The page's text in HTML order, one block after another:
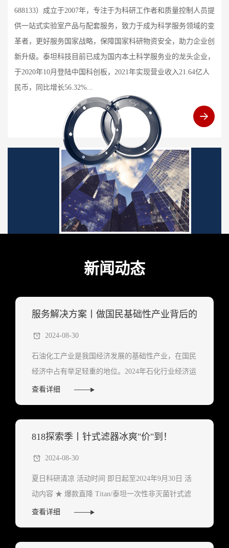
688133）成立于2007年，专注于为科研工作者和质量控制人员提
供一站式实验室产品与配套服务，致力于成为科学服务领域的变
革者，更好服务国家战略，保障国家科研物资安全，助力企业创
新升级。泰坦科技目前已成为国内本土科学服务业的龙头企业，
于2020年10月登陆中国科创板，2021年实现营业收入21.64亿人
民币，同比增长56.32%...
新闻动态
服务解决方案丨做国民基础性产业背后的
助力者2024-08-30
石油化工产业是我国经济发展的基础性产业，在国民
经济中占有举足轻重的地位。2024年石化行业经济运
行总体向好，企业不断加大研发力度，推动石化产业
查看详细
818探索季丨针式滤器冰爽"价"到！
2024-08-30
夏日科研清凉 活动时间 即日起至2024年9月30日 活
动内容 ★ 爆款直降 Titan/泰坦一次性非灭菌针式滤
器全线促销，爆款系列低至58折。 ★ 5mL加液器1元
查看详细